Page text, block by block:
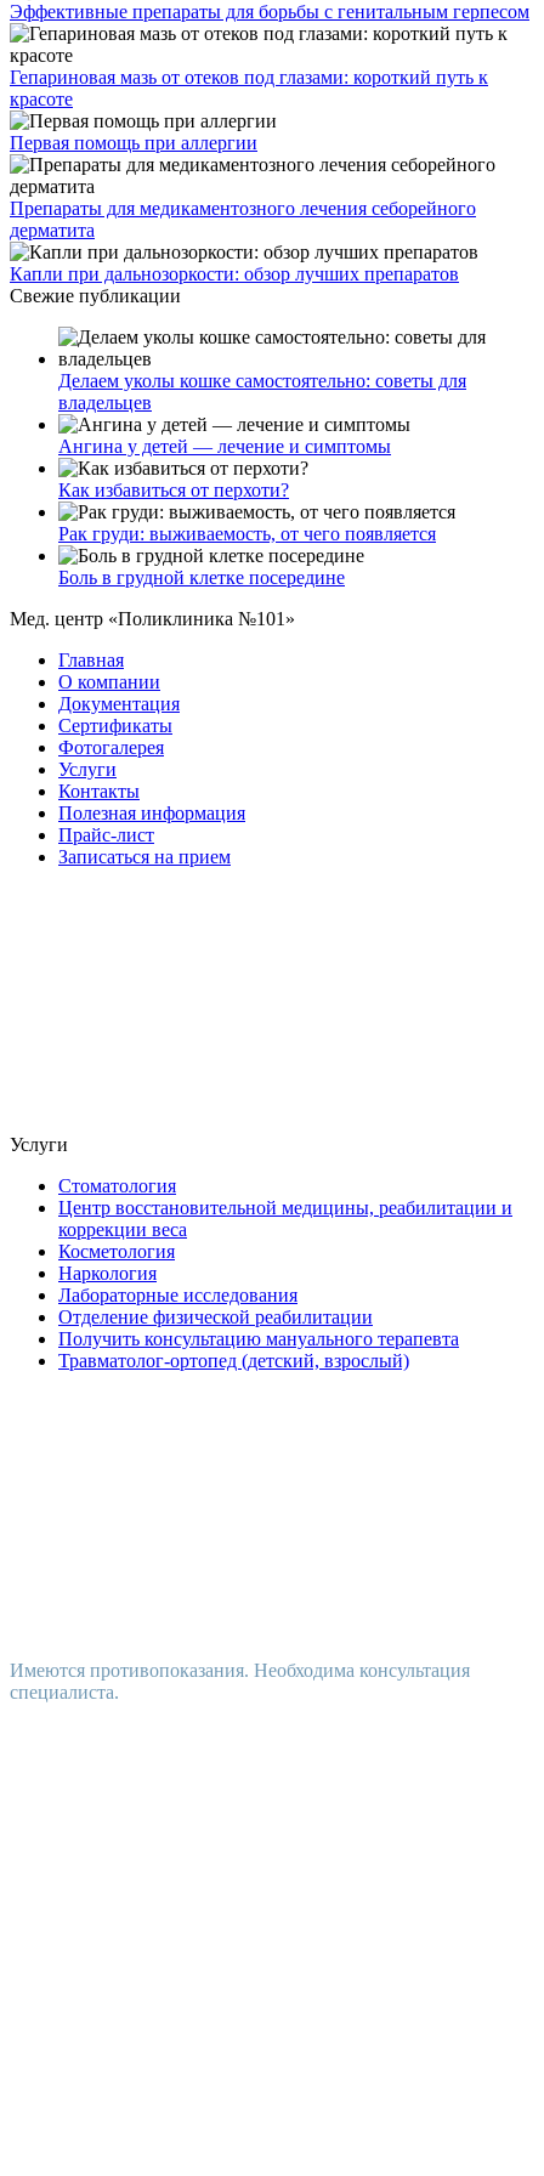
Эффективные препараты для борьбы с генитальным герпесом
Гепариновая мазь от отеков под глазами: короткий путь к
красоте
Первая помощь при аллергии
Препараты для медикаментозного лечения себорейного
дерматита
Капли при дальнозоркости: обзор лучших препаратов
Свежие публикации
Делаем уколы кошке самостоятельно: советы для
владельцев
Ангина у детей — лечение и симптомы
Как избавиться от перхоти?
Рак груди: выживаемость, от чего появляется
Боль в грудной клетке посередине
Мед. центр «Поликлиника №101»
Главная
О компании
Документация
Сертификаты
Фотогалерея
Услуги
Контакты
Полезная информация
Прайс-лист
Записаться на прием
Услуги
Стоматология
Центр восстановительной медицины, реабилитации и
коррекции веса
Косметология
Наркология
Лабораторные исследования
Отделение физической реабилитации
Получить консультацию мануального терапевта
Травматолог-ортопед (детский, взрослый)
Имеются противопоказания. Необходима консультация
специалиста.